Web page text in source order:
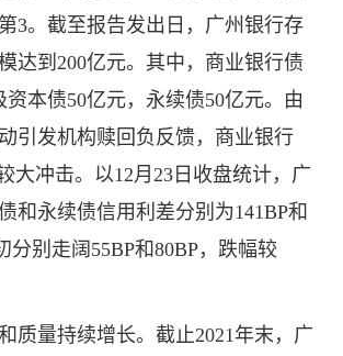
3。截至报告发出日，广州银行存
达到200亿元。其中，商业银行债
资本债50亿元，永续债50亿元。由
引发机构赎回负反馈，商业银行
大冲击。以12月23日收盘统计，广
和永续债信用利差分别为141BP和
分别走阔55BP和80BP，跌幅较
质量持续增长。截止2021年末，广